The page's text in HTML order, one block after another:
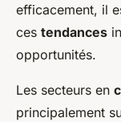
efficacement, il
ces tendances
opportunités.
Les secteurs en
principalement